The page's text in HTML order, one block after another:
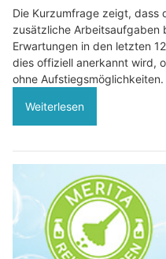
Die Kurzumfrage zeigt, dass
zusätzliche Arbeitsaufgaben
Erwartungen in den letzten
dies offiziell anerkannt wird,
ohne Aufstiegsmöglichkeiten.
Weiterlesen